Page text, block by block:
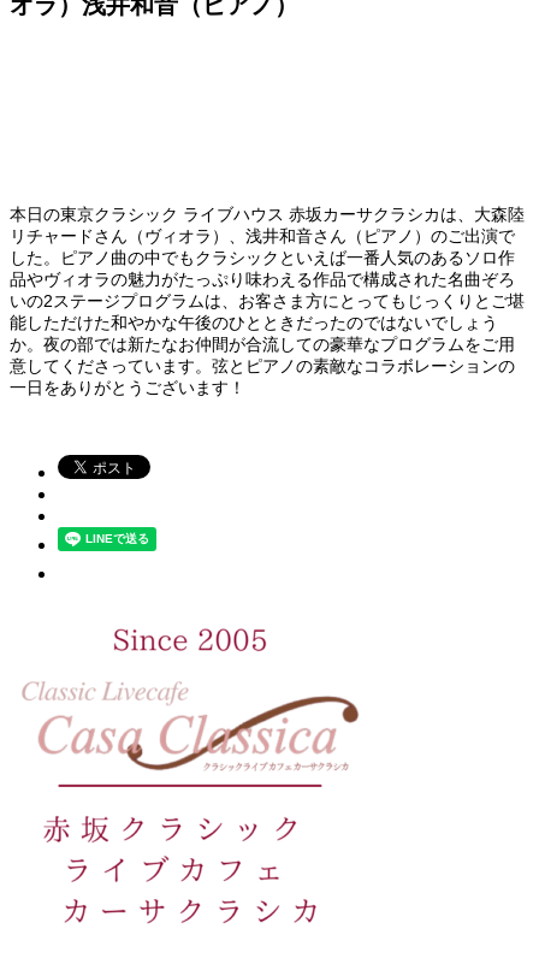
本日の東京クラシック ライブハウス 赤坂カーサクラシカは、大森陸
リチャードさん（ヴィオラ）、浅井和音さん（ピアノ）のご出演で
した。ピアノ曲の中でもクラシックといえば一番人気のあるソロ作
品やヴィオラの魅力がたっぷり味わえる作品で構成された名曲ぞろ
いの2ステージプログラムは、お客さま方にとってもじっくりとご堪
能しただけた和やかな午後のひとときだったのではないでしょう
か。夜の部では新たなお仲間が合流しての豪華なプログラムをご用
意してくださっています。弦とピアノの素敵なコラボレーションの
一日をありがとうございます！